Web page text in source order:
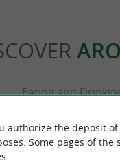
Eating and
authorize the deposit
Some pages of the